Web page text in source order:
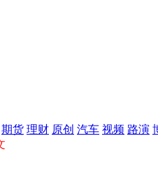
期货 理财 原创 汽车 视频 路演